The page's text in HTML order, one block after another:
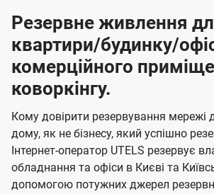
Резервне живлення
квартири/будинку/
комерційного
коворкінгу.
Кому довірити резервування мережі
дому, як не бізнесу, який успішно
Інтернет-оператор UTELS резервує
обладнання та офіси в Києві та
допомогою потужних джерел